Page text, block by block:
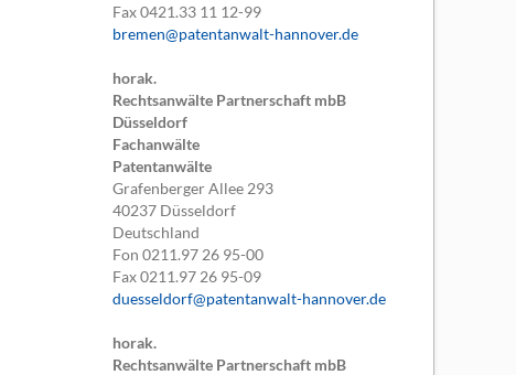
Fax0421.33 11 12-99
bremen@patentanwalt-hannover.de
horak.
Rechtsanwälte Partnerschaft mbB
Düsseldorf
Fachanwälte
Patentanwälte
Grafenberger Allee 293
40237 Düsseldorf
Deutschland
Fon0211.97 26 95-00
Fax0211.97 26 95-09
duesseldorf@patentanwalt-hannover.de
horak.
Rechtsanwälte Partnerschaft mbB